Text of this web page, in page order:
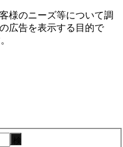
様のニーズ等について調
広告を表⽰する⽬的で